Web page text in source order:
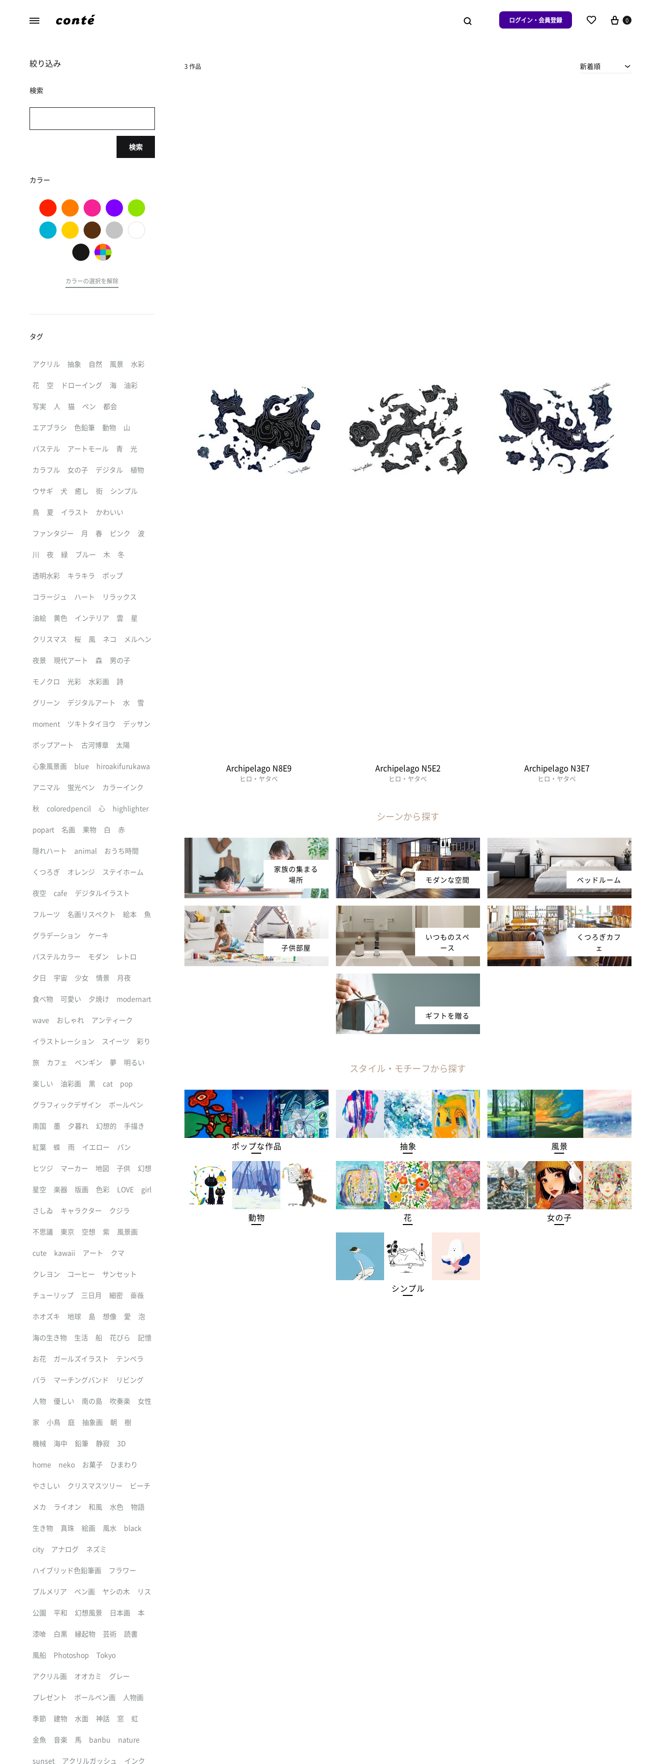
ら
た
の
ログイン・会員登録 0
3 作品 新着順
Archipelago N8E9
ヒロ・ヤタベ
Archipelago N5E2
ヒロ・ヤタベ
Archipelago N3E7
ヒロ・ヤタベ
シーンから探す
家族の集まる
場所
モダンな空間 ベッドルーム
子供部屋
いつものスペ
ース
くつろぎカフ
ェ
ギフトを贈る
スタイル・モチーフから探す
ポップな作品 抽象 風景
動物 花 女の子
シンプル
絞り込み
検索
検索
カラー
カラーの選択を解除
タグ
アクリル 抽象 自然 風景 水彩
花 空 ドローイング 海 油彩
写実 人 猫 ペン 都会
エアブラシ 色鉛筆 動物 山
パステル アートモール 青 光
カラフル 女の子 デジタル 植物
ウサギ 犬 癒し 街 シンプル
鳥 夏 イラスト かわいい
ファンタジー 月 春 ピンク 波
川 夜 緑 ブルー 木 冬
透明水彩 キラキラ ポップ
コラージュ ハート リラックス
油絵 黄色 インテリア 雲 星
クリスマス 桜 風 ネコ メルヘン
夜景 現代アート 森 男の子
モノクロ 光彩 水彩画 詩
グリーン デジタルアート 水 雪
moment ツキトタイヨウ デッサン
ポップアート 古河博章 太陽
心象風景画 blue hiroakifurukawa
アニマル 蛍光ペン カラーインク
秋 coloredpencil 心 highlighter
popart 名画 果物 白 赤
隠れハート animal おうち時間
くつろぎ オレンジ ステイホーム
夜空 cafe デジタルイラスト
フルーツ 名画リスペクト 絵本 魚
グラデーション ケーキ
パステルカラー モダン レトロ
夕日 宇宙 少女 情景 月夜
食べ物 可愛い 夕焼け modernart
wave おしゃれ アンティーク
イラストレーション スイーツ 彩り
旅 カフェ ペンギン 夢 明るい
楽しい 油彩画 黒 cat pop
グラフィックデザイン ボールペン
南国 墨 夕暮れ 幻想的 手描き
紅葉 蝶 雨 イエロー パン
ヒツジ マーカー 地図 子供 幻想
星空 楽器 版画 色彩 LOVE girl
さしゐ キャラクター クジラ
不思議 東京 空想 紫 風景画
cute kawaii アート クマ
クレヨン コーヒー サンセット
チューリップ 三日月 細密 薔薇
ホオズキ 地球 島 想像 愛 泡
海の生き物 生活 船 花びら 記憶
お花 ガールズイラスト テンペラ
バラ マーチングバンド リビング
人物 優しい 南の島 吹奏楽 女性
家 小鳥 庭 抽象画 朝 樹
機械 海中 鉛筆 静寂 3D
home neko お菓子 ひまわり
やさしい クリスマスツリー ビーチ
メカ ライオン 和風 水色 物語
生き物 真珠 絵画 風水 black
city アナログ ネズミ
ハイブリッド色鉛筆画 フラワー
プルメリア ペン画 ヤシの木 リス
公園 平和 幻想風景 日本画 本
漆喰 白黒 縁起物 芸術 読書
風船 Photoshop Tokyo
アクリル画 オオカミ グレー
プレゼント ボールペン画 人物画
季節 建物 水面 神話 窓 虹
金魚 音楽 馬 banbu nature
sunset アクリルガッシュ インク